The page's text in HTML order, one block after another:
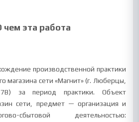
чем эта работа
производственной практики
магазина сети «Магнит» (г. Люберцы,
за период практики. Объект
сети, предмет — организация и
сбытовой деятельностью: